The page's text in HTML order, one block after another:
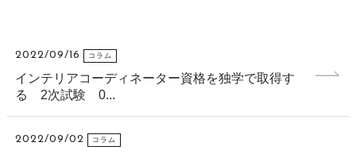
2022/09/16 コラム
インテリアコーディネーター資格を独学で取得す
る 2次試験 0...
2022/09/02 コラム